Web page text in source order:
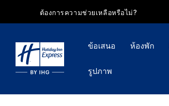
ต้องการความช่วยเหลือหรือไม่?
ข้อเสนอ ห้องพัก
รูปภาพ